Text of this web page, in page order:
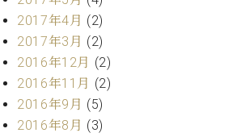
2017年4月 (2)
2017年3月 (2)
2016年12月 (2)
2016年11月 (2)
2016年9月 (5)
2016年8月 (3)